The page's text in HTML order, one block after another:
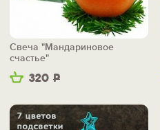
320 Р
Свеча "Мандариновое
счастье"